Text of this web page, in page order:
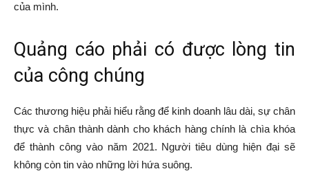
của mình.
Quảng cáo phải có được lòng tin
của công chúng
Các thương hiệu phải hiểu rằng để kinh doanh lâu dài, sự chân
thực và chân thành dành cho khách hàng chính là chìa khóa
để thành công vào năm 2021. Người tiêu dùng hiện đại sẽ
không còn tin vào những lời hứa suông.